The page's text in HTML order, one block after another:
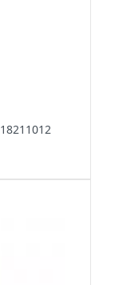
18211012